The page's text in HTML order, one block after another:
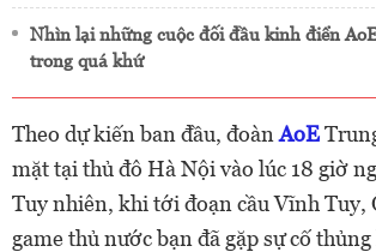
Nhìn lại những cuộc đối đầu kinh điển
trong quá khứ
Theo dự kiến ban đầu, đoànAoE
mặt tại thủ đô Hà Nội vào lúc 18 giờ
Tuy nhiên, khi tới đoạn cầu Vĩnh Tuy,
game thủ nước bạn đã gặp sự cố